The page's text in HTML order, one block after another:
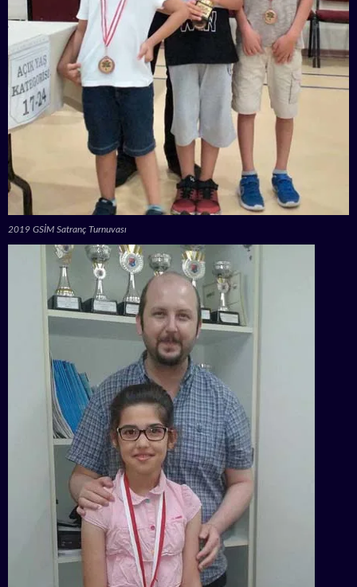
2019 GSİM Satranç Turnuvası